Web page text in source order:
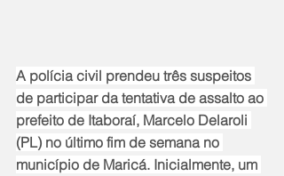
A polícia civil prendeu três suspeitos
de participar da tentativa de assalto ao
prefeito de Itaboraí, Marcelo Delaroli
(PL) no último fim de semana no
município de Maricá. Inicialmente, um